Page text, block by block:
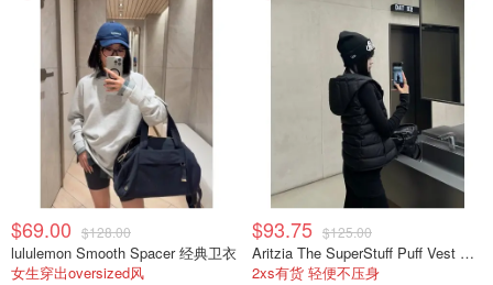
$69.00 $128.00
lululemon Smooth Spacer 经典卫衣
女生穿出oversized风
$93.75 $125.00
Aritzia The SuperStuff Puff Vest 轻盈亮面马甲
2xs有货 轻便不压身